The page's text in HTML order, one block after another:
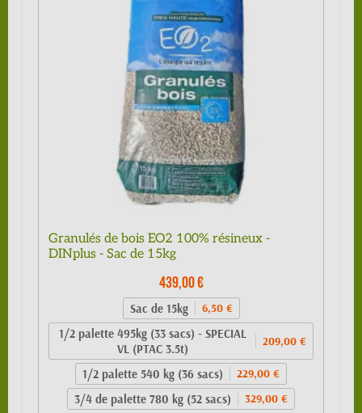
Granulés de bois EO2 100% résineux -
DINplus - Sac de 15kg
439,00 €
Sac de 15kg 6,50 €
1/2 palette 495kg (33 sacs) - SPECIAL
VL (PTAC 3.5t)
209,00 €
1/2 palette 540 kg (36 sacs) 229,00 €
3/4 de palette 780 kg (52 sacs) 329,00 €